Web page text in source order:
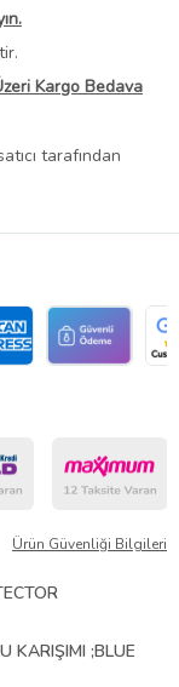
Kargo Bedava
tarafından
Ürün Güvenliği Bilgileri
KARIŞIMI ;BLUE